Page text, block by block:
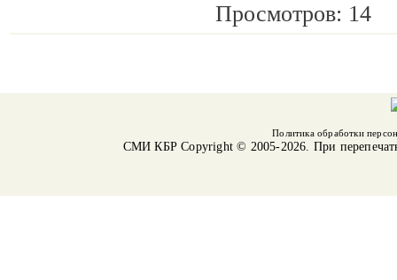
Просмотров: 14
Политика обработки
СМИ КБРCopyright © 2005-2026. При